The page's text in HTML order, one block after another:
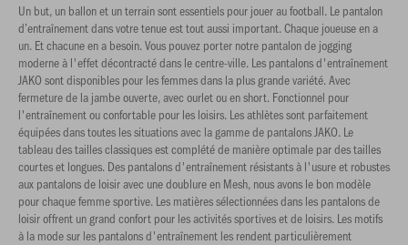
Un but, un ballon et un terrain sont essentiels pour jouer au football. Le pantalon
d’entraînement dans votre tenue est tout aussi important. Chaque joueuse en a
un. Et chacune en a besoin. Vous pouvez porter notre pantalon de jogging
moderne à l'effet décontracté dans le centre-ville. Les pantalons d'entraînement
JAKO sont disponibles pour les femmes dans la plus grande variété. Avec
fermeture de la jambe ouverte, avec ourlet ou en short. Fonctionnel pour
l'entraînement ou confortable pour les loisirs. Les athlètes sont parfaitement
équipées dans toutes les situations avec la gamme de pantalons JAKO. Le
tableau des tailles classiques est complété de manière optimale par des tailles
courtes et longues. Des pantalons d'entraînement résistants à l'usure et robustes
aux pantalons de loisir avec une doublure en Mesh, nous avons le bon modèle
pour chaque femme sportive. Les matières sélectionnées dans les pantalons de
loisir offrent un grand confort pour les activités sportives et de loisirs. Les motifs
à la mode sur les pantalons d'entraînement les rendent particulièrement